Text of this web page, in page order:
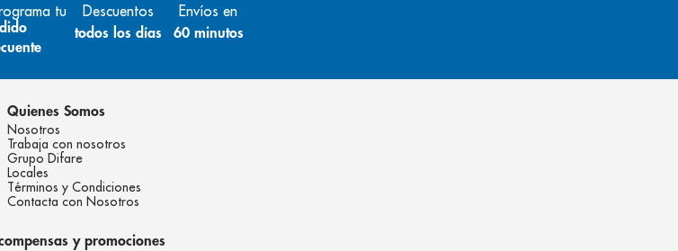
tu Descuentos
todos los días
Envíos en
60 minutos
Quienes Somos
Nosotros
Trabaja con nosotros
Grupo Difare
Locales
Términos y Condiciones
Contacta con Nosotros
y promociones